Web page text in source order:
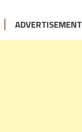
ADVERTISEMENT